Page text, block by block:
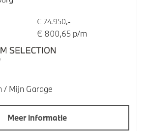
€ 74.950,-
€ 800,65 p/m
/ Mijn Garage
Meer informatie